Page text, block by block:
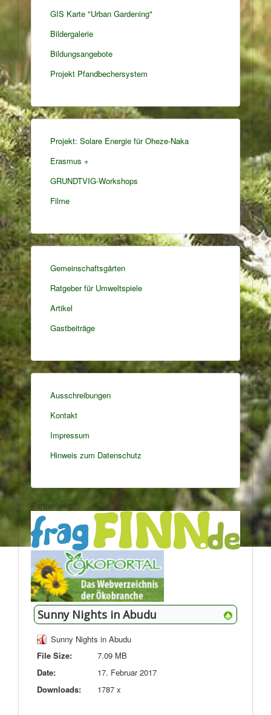
GIS Karte "Urban Gardening"
Bildergalerie
Bildungsangebote
Projekt Pfandbechersystem
Projekt: Solare Energie für Oheze-Naka
Erasmus +
GRUNDTVIG-Workshops
Filme
Gemeinschaftsgärten
Ratgeber für Umweltspiele
Artikel
Gastbeiträge
Ausschreibungen
Kontakt
Impressum
Hinweis zum Datenschutz
Partnerlinks:
Sunny Nights in Abudu
Sunny Nights in Abudu
File Size:
7.09 MB
Date:
17. Februar 2017
Downloads:
1787 x